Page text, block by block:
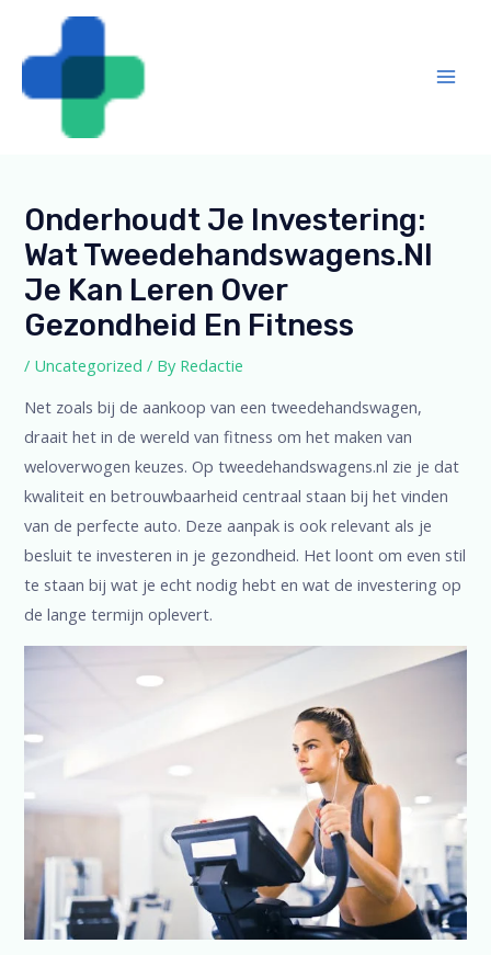
content
Onderhoudt Je Investering:
Wat Tweedehandswagens.nl
Je Kan Leren Over
Gezondheid En Fitness
/ Uncategorized / By Redactie
Net zoals bij de aankoop van een tweedehandswagen,
draait het in de wereld van fitness om het maken van
weloverwogen keuzes. Op tweedehandswagens.nl zie je dat
kwaliteit en betrouwbaarheid centraal staan bij het vinden
van de perfecte auto. Deze aanpak is ook relevant als je
besluit te investeren in je gezondheid. Het loont om even stil
te staan bij wat je echt nodig hebt en wat de investering op
de lange termijn oplevert.
navigation